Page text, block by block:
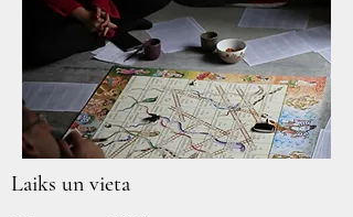
Laiks un vieta